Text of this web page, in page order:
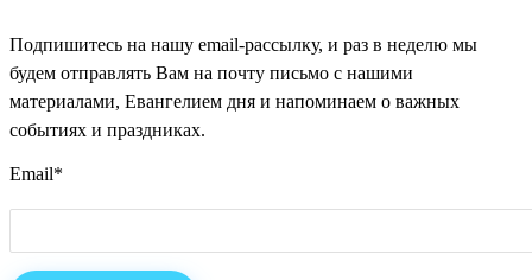
Подпишитесь на нашу email-рассылку, и раз в неделю мы
будем отправлять Вам на почту письмо с нашими
материалами, Евангелием дня и напоминаем о важных
событиях и праздниках.
Email*